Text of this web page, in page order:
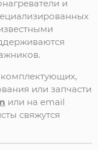
и
комплектующих,
или запчасти
или на email
свяжутся